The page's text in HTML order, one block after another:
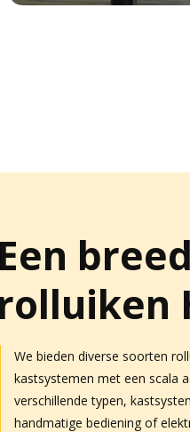
Een
rolluiken
We bieden diverse soorten
kastsystemen met een scala
verschillende typen,
handmatige bediening of